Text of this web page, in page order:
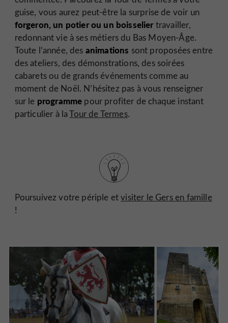
guise, vous aurez peut-être la surprise de voir un
forgeron, un potier ou un boisseliertravailler,
redonnant vie à ses métiers du Bas Moyen-Âge.
Toute l’année, des animations sont proposées entre
des ateliers, des démonstrations, des soirées
cabarets ou de grands événements comme au
moment de Noël. N’hésitez pas à vous renseigner
sur le programme pour profiter de chaque instant
particulier à laTour de Termes.
Poursuivez votre périple etvisiter le Gers en famille
!